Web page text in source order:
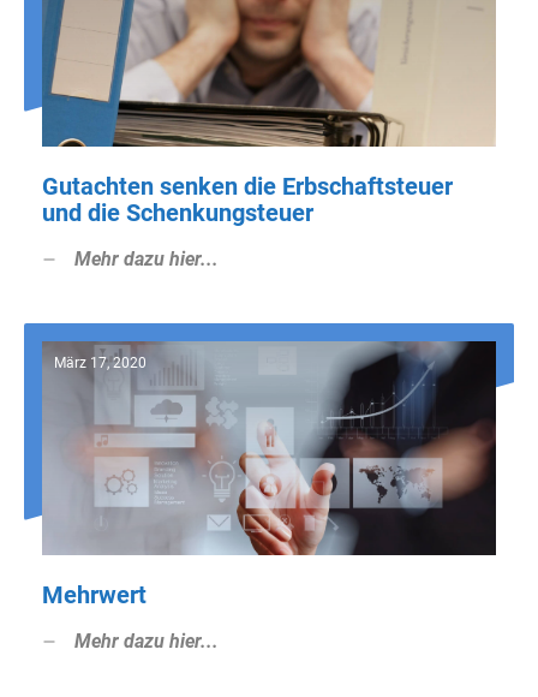
Gutachten senken die Erbschaftsteuer
und die Schenkungsteuer
Mehr dazu hier...
März 17, 2020
Mehrwert
Mehr dazu hier...